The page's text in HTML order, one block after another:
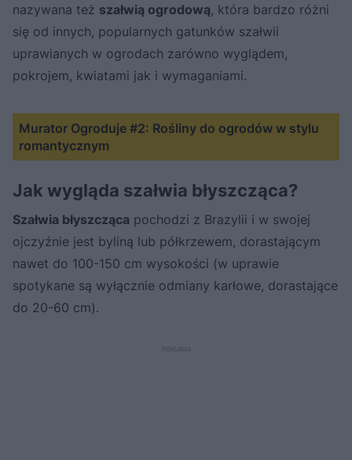
nazywana też szałwią ogrodową, która bardzo różni
się od innych, popularnych gatunków szałwii
uprawianych w ogrodach zarówno wyglądem,
pokrojem, kwiatami jak i wymaganiami.
Murator Ogroduje #2: Rośliny do ogrodów w stylu
romantycznym
Jak wygląda szałwia błyszcząca?
Szałwia błyszcząca pochodzi z Brazylii i w swojej
ojczyźnie jest byliną lub półkrzewem, dorastającym
nawet do 100-150 cm wysokości (w uprawie
spotykane są wyłącznie odmiany karłowe, dorastające
do 20-60 cm).